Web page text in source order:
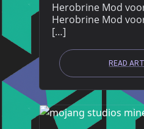
Herobrine Mod
Herobrine Mod
[…]
READ